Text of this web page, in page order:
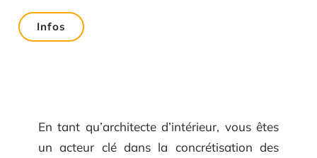
Infos
En tant qu’architecte d’intérieur, vous êtes
un acteur clé dans la concrétisation des